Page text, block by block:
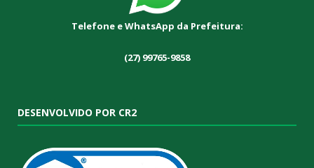
Telefone e WhatsApp da Prefeitura:
(27) 99765-9858
DESENVOLVIDO POR CR2